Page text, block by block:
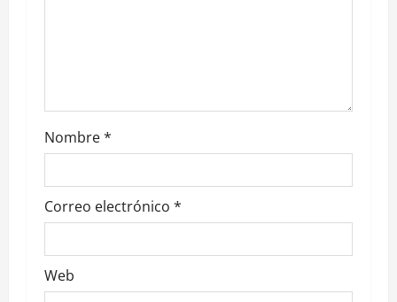
Nombre*
Correo electrónico *
Web